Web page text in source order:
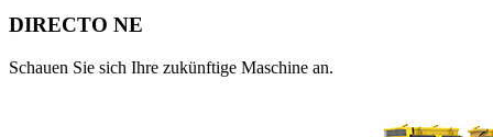
DIRECTO NE
Schauen Sie sich Ihre zukünftige Maschine an.